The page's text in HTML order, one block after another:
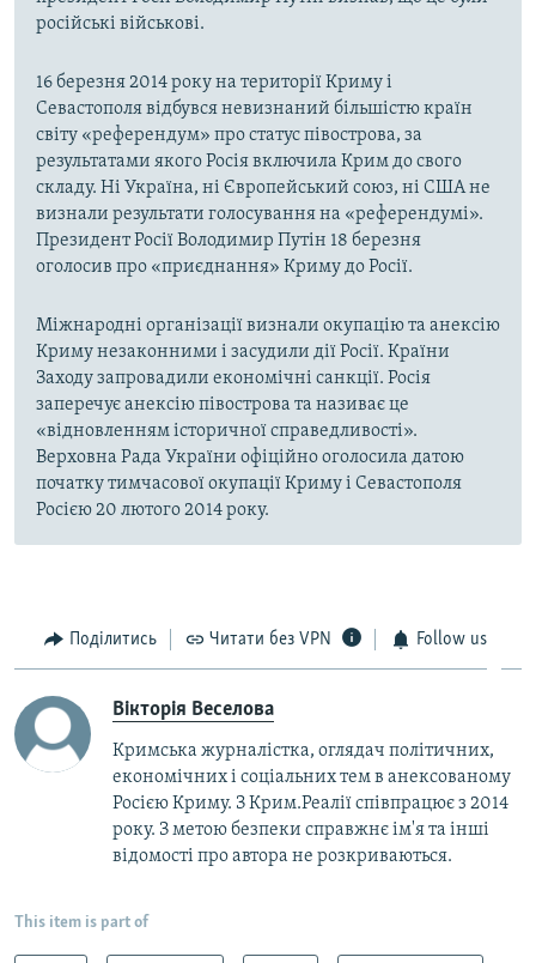
російські військові.
16 березня 2014 року на території Криму і
Севастополя відбувся невизнаний більшістю країн
світу «референдум» про статус півострова, за
результатами якого Росія включила Крим до свого
складу. Ні Україна, ні Європейський союз, ні США не
визнали результати голосування на «референдумі».
Президент Росії Володимир Путін 18 березня
оголосив про «приєднання» Криму до Росії.
Міжнародні організації визнали окупацію та анексію
Криму незаконними і засудили дії Росії. Країни
Заходу запровадили економічні санкції. Росія
заперечує анексію півострова та називає це
«відновленням історичної справедливості».
Верховна Рада України офіційно оголосила датою
початку тимчасової окупації Криму і Севастополя
Росією 20 лютого 2014 року.
Поділитись Читати без VPN Follow us
Вікторія Веселова
Кримська журналістка, оглядач політичних,
економічних і соціальних тем в анексованому
Росією Криму. З Крим.Реалії співпрацює з 2014
року. З метою безпеки справжнє ім'я та інші
відомості про автора не розкриваються.
This item is part of